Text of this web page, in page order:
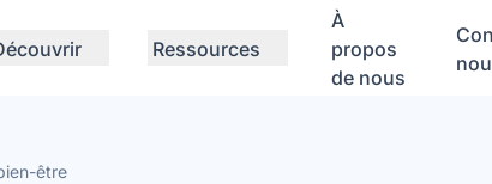
Ressources
À
propos
de nous
être